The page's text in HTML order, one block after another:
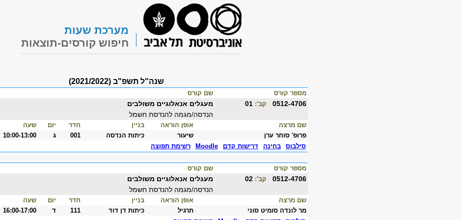
מערכת שעות
חיפוש קורסים-תוצאות
שנה"ל תשפ"ב (2021/2022)
מספר קורס שם קורס
0512-4706 קב':
מעגלים אנאלוגיים משולבים
הנדסה/מגמה להנדסת חשמל
שם מרצה אופן הוראה בניין חדר יום שעה
פרופ' סוחר ערן
שיעור כיתות הנדסה 001 ג 10:00-13:00
סילבוס
בחינה דרישות קדם Moodle רשימת תפוצה
מספר קורס שם קורס
0512-4706 קב':
מעגלים אנאלוגיים משולבים
הנדסה/מגמה להנדסת חשמל
שם מרצה אופן הוראה בניין חדר יום שעה
מר לונדה סומיט סוני
תרגיל כיתות דן דוד 111 ד 16:00-17:00